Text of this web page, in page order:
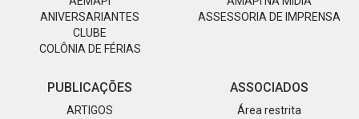
ANIVERSARIANTES
CLUBE
COLÔNIA DE FÉRIAS
ASSESSORIA DE IMPRENSA
PUBLICAÇÕES
ARTIGOS
ASSOCIADOS
Área restrita